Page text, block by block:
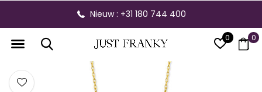
0 0
Nieuw : +31 180 744 400